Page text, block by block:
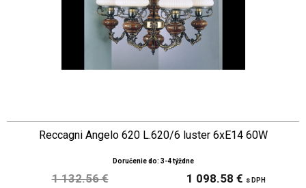
Reccagni Angelo 620 L.620/6 luster 6xE14 60W
Doručenie do: 3-4 týždne
1 132.56 € 1 098.58 € s DPH